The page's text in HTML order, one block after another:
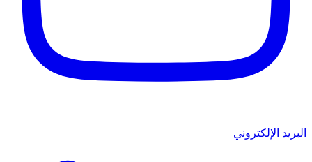
البريد الإلكتروني